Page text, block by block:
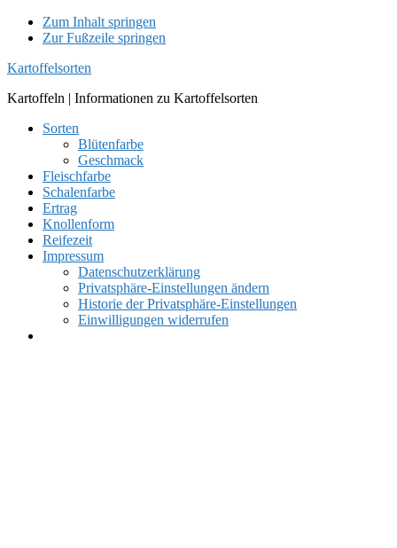
Zum Inhalt springen
Zur Fußzeile springen
Kartoffelsorten
Kartoffeln | Informationen zu Kartoffelsorten
Sorten
Blütenfarbe
Geschmack
Fleischfarbe
Schalenfarbe
Ertrag
Knollenform
Reifezeit
Impressum
Datenschutzerklärung
Privatsphäre-Einstellungen ändern
Historie der Privatsphäre-Einstellungen
Einwilligungen widerrufen